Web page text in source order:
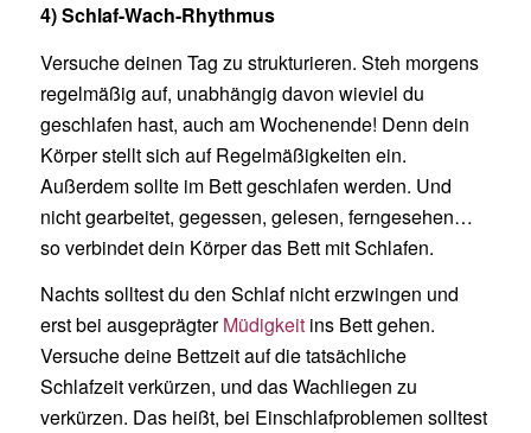
4) Schlaf-Wach-Rhythmus
Versuche deinen Tag zu strukturieren. Steh morgens
regelmäßig auf, unabhängig davon wieviel du
geschlafen hast, auch am Wochenende! Denn dein
Körper stellt sich auf Regelmäßigkeiten ein.
Außerdem sollte im Bett geschlafen werden. Und
nicht gearbeitet, gegessen, gelesen, ferngesehen…
so verbindet dein Körper das Bett mit Schlafen.
Nachts solltest du den Schlaf nicht erzwingen und
erst bei ausgeprägterMüdigkeitins Bett gehen.
Versuche deine Bettzeit auf die tatsächliche
Schlafzeit verkürzen, und das Wachliegen zu
verkürzen. Das heißt, bei Einschlafproblemen solltest